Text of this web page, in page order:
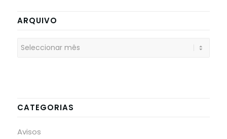
ARQUIVO
CATEGORIAS
Avisos